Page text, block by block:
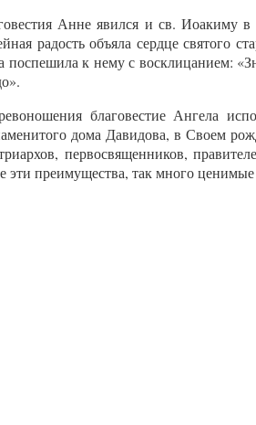
Анне явился и св. Иоакиму в
радость объяла сердце
к нему с восклицанием:
благовестие Ангела
дома Давидова, в Своем
первосвященников,
эти преимущества, так много